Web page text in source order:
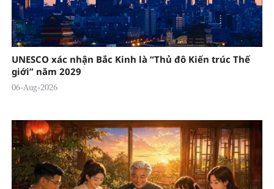
UNESCO xác nhận Bắc Kinh là “Thủ đô Kiến trúc Thế
giới” năm 2029
06-Aug-2026